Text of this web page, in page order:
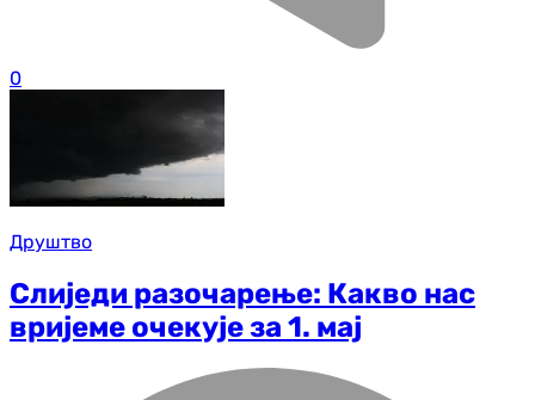
0
Друштво
Слиједи разочарење: Какво нас
вријеме очекује за 1. мај